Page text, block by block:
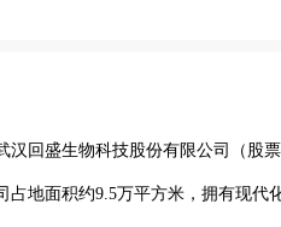
回盛生物科技股份有限公司（股票
地面积约9.5万平方米，拥有现代